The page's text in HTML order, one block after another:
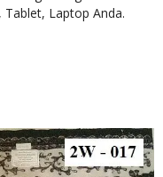
Laptop Anda.